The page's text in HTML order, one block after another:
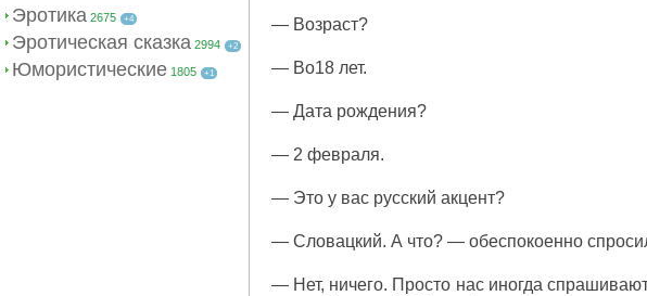
Эротика 2675 +4
Эротическая сказка 2994 +2
Юмористические 1805 +1
— Возраст?
— Во18 лет.
— Дата рождения?
— 2 февраля.
— Это у вас русский акцент?
— Словацкий. А что? — обеспокоенно
— Нет, ничего. Просто нас иногда